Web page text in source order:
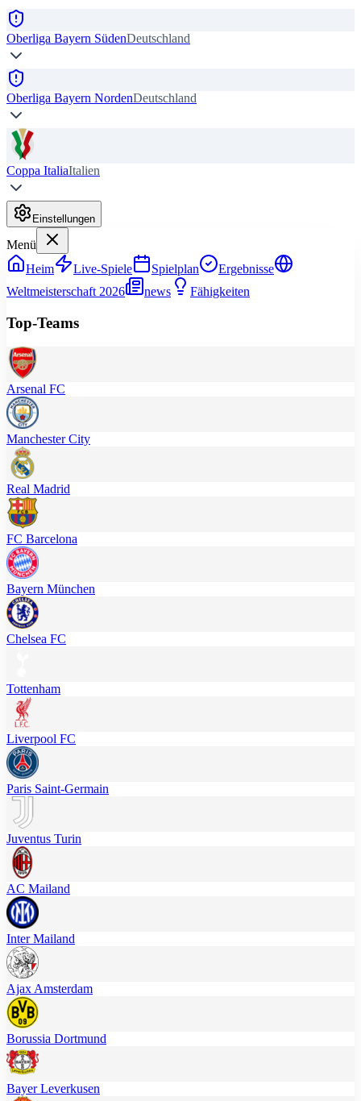
Oberliga Bayern SüdenDeutschland
Oberliga Bayern NordenDeutschland
Coppa ItaliaItalien
Einstellungen
Menü
Heim
Live-Spiele Spielplan
Ergebnisse
Weltmeisterschaft 2026
news Fähigkeiten
Top-Teams
Arsenal FC
Manchester City
Real Madrid
FC Barcelona
Bayern München
Chelsea FC
Tottenham
Liverpool FC
Paris Saint-Germain
Juventus Turin
AC Mailand
Inter Mailand
Ajax Amsterdam
Borussia Dortmund
Bayer Leverkusen